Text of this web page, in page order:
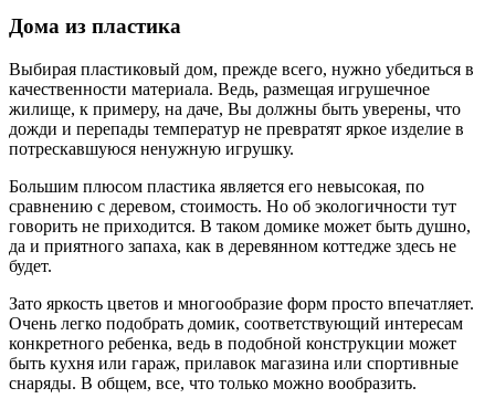
Дома из пластика
Выбирая пластиковый дом, прежде всего, нужно убедиться в
качественности материала. Ведь, размещая игрушечное
жилище, к примеру, на даче, Вы должны быть уверены, что
дожди и перепады температур не превратят яркое изделие в
потрескавшуюся ненужную игрушку.
Большим плюсом пластика является его невысокая, по
сравнению с деревом, стоимость. Но об экологичности тут
говорить не приходится. В таком домике может быть душно,
да и приятного запаха, как в деревянном коттедже здесь не
будет.
Зато яркость цветов и многообразие форм просто впечатляет.
Очень легко подобрать домик, соответствующий интересам
конкретного ребенка, ведь в подобной конструкции может
быть кухня или гараж, прилавок магазина или спортивные
снаряды. В общем, все, что только можно вообразить.